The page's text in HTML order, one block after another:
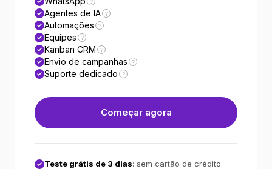
?
Agentes de IA ?
Automações ?
Equipes ?
Kanban CRM ?
Envio de campanhas ?
Suporte dedicado ?
Começar agora
Teste grátis de 3 dias: sem cartão de crédito